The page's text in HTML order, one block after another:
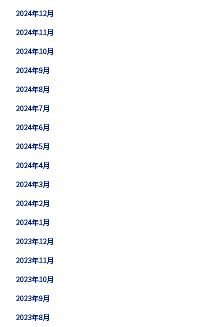
2024年12月
2024年11月
2024年10月
2024年9月
2024年8月
2024年7月
2024年6月
2024年5月
2024年4月
2024年3月
2024年2月
2024年1月
2023年12月
2023年11月
2023年10月
2023年9月
2023年8月